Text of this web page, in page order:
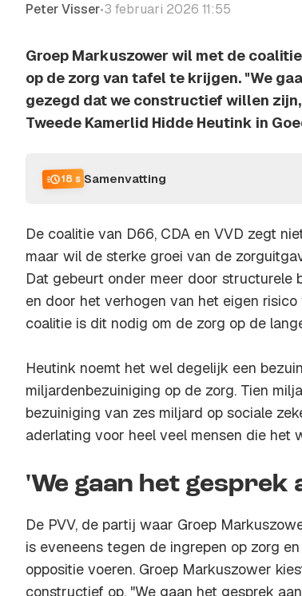
Peter Visser•3 februari 2026 11:55
Groep Markuszower wil met de
op de zorg van tafel te krijgen. "We
gezegd dat we constructief willen
Tweede Kamerlid Hidde Heutink in
18 s Samenvatting
De coalitie van D66, CDA en VVD zegt
maar wil de sterke groei van de
Dat gebeurt onder meer door structurele
en door het verhogen van het eigen
coalitie is dit nodig om de zorg op de
Heutink noemt het wel degelijk een
miljardenbezuiniging op de zorg. Tien
bezuiniging van zes miljard op sociale
aderlating voor heel veel mensen die het
'We gaan het gesprek
De PVV, de partij waar Groep
is eveneens tegen de ingrepen op zorg
oppositie voeren. Groep Markuszower
constructief op. "We gaan het gesprek